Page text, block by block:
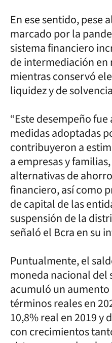
En ese sentido, pese
marcado por la
sistema financiero
de intermediación
mientras conservó
liquidez y de
“Este desempeño
medidas adoptadas
contribuyeron a
a empresas y
alternativas de
financiero, así como
de capital de las
suspensión de la
señaló el Bcra en su
Puntualmente, el
moneda nacional del
acumuló un
términos reales en
10,8% real en 2019 y
con crecimientos